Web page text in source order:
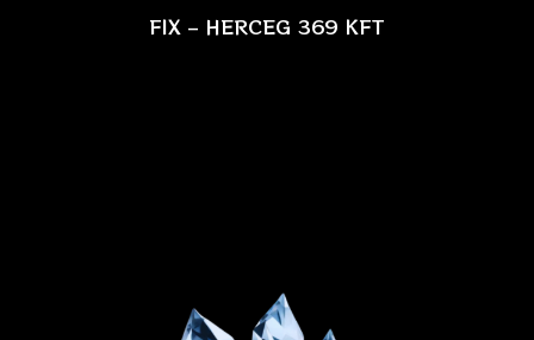
FIX – HERCEG 369 KFT